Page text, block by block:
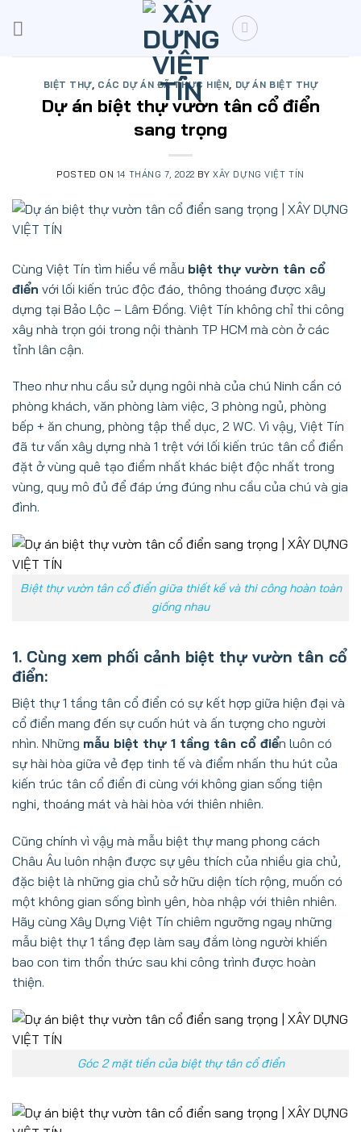
BIỆT THỰ, CÁC DỰ ÁN ĐÃ THỰC HIỆN, DỰ ÁN BIỆT THỰ
Dự án biệt thự vườn tân cổ điển
sang trọng
POSTED ON 14 THÁNG 7, 2022 BYXÂY DỰNG VIỆT TÍN
Cùng Việt Tín tìm hiểu về mẫu biệt thự vườn tân cổ
điển với lối kiến trúc độc đáo, thông thoáng được xây
dựng tại Bảo Lộc – Lâm Đồng. Việt Tín không chỉ thi công
xây nhà trọn gói trong nội thành TP HCM mà còn ở các
tỉnh lân cận.
Theo như nhu cầu sử dụng ngôi nhà của chú Ninh cần có
phòng khách, văn phòng làm việc, 3 phòng ngủ, phòng
bếp + ăn chung, phòng tập thể dục, 2 WC. Vì vậy, Việt Tín
đã tư vấn xây dựng nhà 1 trệt với lối kiến trúc tân cổ điển
đặt ở vùng quê tạo điểm nhất khác biệt độc nhất trong
vùng, quy mô đủ để đáp ứng đúng nhu cầu của chú và gia
đình.
Biệt thự vườn tân cổ điển giữa thiết kế và thi công hoàn toàn
giống nhau
1. Cùng xem phối cảnh biệt thự vườn tân cổ
điển:
Biệt thự 1 tầng tân cổ điển có sự kết hợp giữa hiện đại và
cổ điển mang đến sự cuốn hút và ấn tượng cho người
nhìn. Những mẫu biệt thự 1 tầng tân cổ điển luôn có
sự hài hòa giữa vẻ đẹp tinh tế và điểm nhấn thu hút của
kiến trúc tân cổ điển đi cùng với không gian sống tiện
nghi, thoáng mát và hài hòa với thiên nhiên.
Cũng chính vì vậy mà mẫu biệt thự mang phong cách
Châu Âu luôn nhận được sự yêu thích của nhiều gia chủ,
đặc biệt là những gia chủ sở hữu diện tích rộng, muốn có
một không gian sống bình yên, hòa nhập với thiên nhiên.
Hãy cùng Xây Dựng Việt Tín chiêm ngưỡng ngay những
mẫu biệt thự 1 tầng đẹp làm say đắm lòng người khiến
bao con tim thổn thức sau khi công trình được hoàn
thiện.
Góc 2 mặt tiền của biệt thự tân cổ điển